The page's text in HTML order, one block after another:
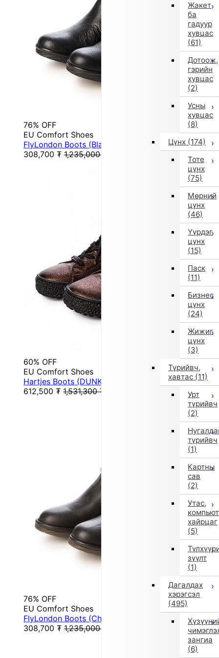
Жакет
ба
гадуур
хувцас
(61)
Дотоож,
гэрийн
хувцас
(2)
Усны
хувцас
(8)
Цүнх (174)
Тоте
цүнх
(75)
Мөрний
цүнх
(46)
Үүрдэг
цүнх
(15)
Паск
(11)
Бизнес
цүнх
(24)
Жижиг
цүнх
(3)
Түрийвч,
хавтас (11)
Урт
түрийвч
(2)
түрийвч
(1)
Картны
сав
(2)
Утас,
хайрцаг
(5)
зүүлт
(1)
Дагалдах
хэрэгсэл
(495)
зангиа
(6)
76% OFF
EU Comfort Shoes
FlyLondon Boots (Black)
308,700 ₮ 1,235,000
60% OFF
EU Comfort Shoes
Hartjes Boots (DUNKELBRAUN/SCHWARZ)
612,500 ₮ 1,531,300 ₮
76% OFF
EU Comfort Shoes
FlyLondon Boots (Chocolate)
308,700 ₮ 1,235,000